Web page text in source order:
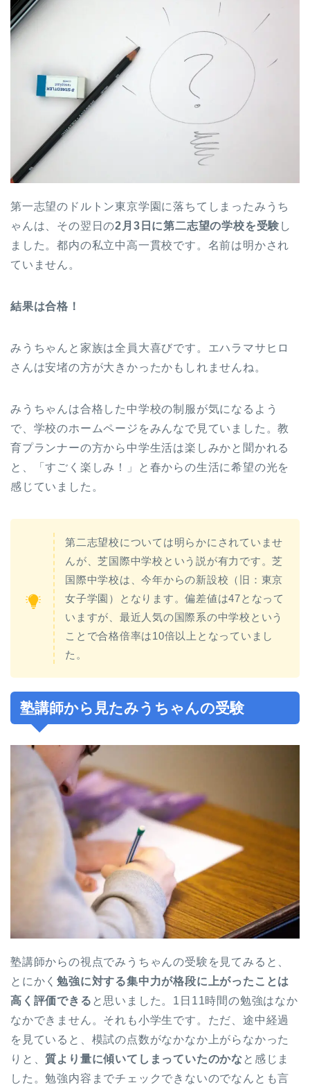
第一志望のドルトン東京学園に落ちてしまったみうち
ゃんは、その翌日の2月3日に第二志望の学校を受験 し
ました。都内の私立中高一貫校です。名前は明かされ
ていません。
結果は合格！
みうちゃんと家族は全員大喜びです。エハラマサヒロ
さんは安堵の方が大きかったかもしれませんね。
みうちゃんは合格した中学校の制服が気になるよう
で、学校のホームページをみんなで見ていました。教
育プランナーの方から中学生活は楽しみかと聞かれる
と、「すごく楽しみ！」と春からの生活に希望の光を
感じていました。
第二志望校については明らかにされていませ
んが、芝国際中学校という説が有力です。芝
国際中学校は、今年からの新設校（旧：東京
女子学園）となります。偏差値は47となって
いますが、最近人気の国際系の中学校という
ことで合格倍率は10倍以上となっていまし
た。
塾講師から見たみうちゃんの受験
塾講師からの視点でみうちゃんの受験を見てみると、
とにかく勉強に対する集中力が格段に上がったことは
高く評価できる と思いました。1日11時間の勉強はなか
なかできません。それも小学生です。ただ、途中経過
を見ていると、模試の点数がなかなか上がらなかった
りと、質より量に傾いてしまっていたのかな と感じま
した。勉強内容までチェックできないのでなんとも言